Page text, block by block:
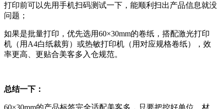
打印前可以先用手机扫码测试一下，能顺利扫出产品信息就没
问题；
如果是批量打印，优先选用60×30mm的卷纸，搭配激光打印
机（用A4白纸裁剪）或热敏打印机（用对应规格卷纸），效
率更高、更贴合美客多入仓规范。
总结一下：
60×30mm的产品标签完全适配美客多，只要把控好单位、材